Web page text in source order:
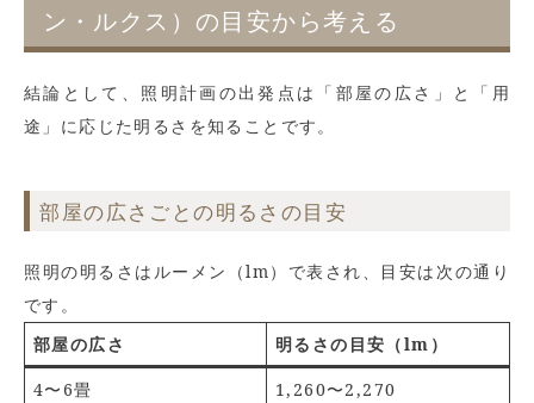
ン・ルクス）の目安から考える
結論として、照明計画の出発点は「部屋の広さ」と「用
途」に応じた明るさを知ることです。
部屋の広さごとの明るさの目安
照明の明るさはルーメン（lm）で表され、目安は次の通り
です。
部屋の広さ
明るさの目安（lm）
4〜6畳
1,260〜2,270